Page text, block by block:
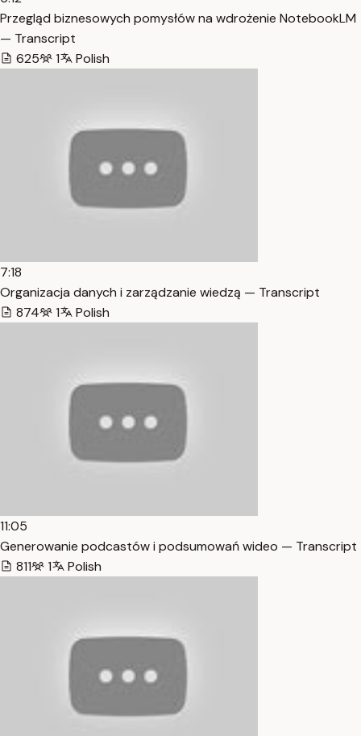
Przegląd biznesowych pomysłów na wdrożenie NotebookLM
— Transcript
625
1 Polish
7:18
Organizacja danych i zarządzanie wiedzą — Transcript
874
1 Polish
11:05
Generowanie podcastów i podsumowań wideo — Transcript
811
1 Polish